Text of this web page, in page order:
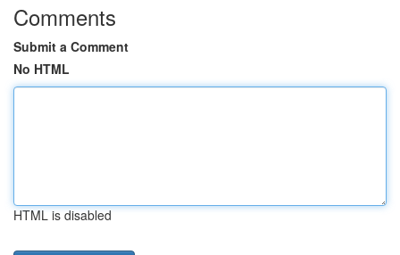
Comments
Submit a Comment
No HTML
HTML is disabled